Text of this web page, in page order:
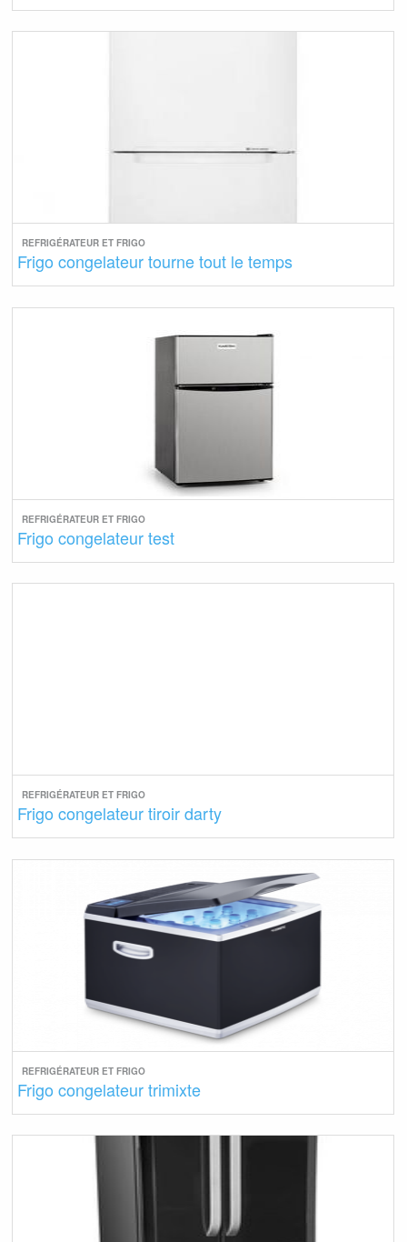
REFRIGÉRATEUR ET FRIGO
Frigo congelateur tourne tout le temps
REFRIGÉRATEUR ET FRIGO
Frigo congelateur test
REFRIGÉRATEUR ET FRIGO
Frigo congelateur tiroir darty
REFRIGÉRATEUR ET FRIGO
Frigo congelateur trimixte